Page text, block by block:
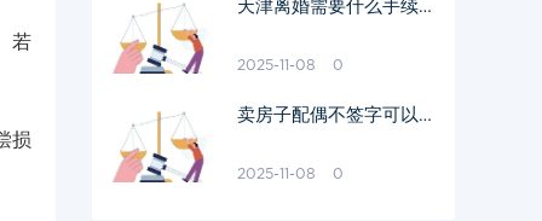
若
损
天津离婚需要什么手续和
2025-11-08 0
卖房子配偶不签字可以卖
2025-11-08 0